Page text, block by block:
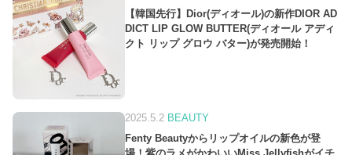
【韓国先行】Dior(ディオール)の新作DIOR AD
DICT LIP GLOW BUTTER(ディオール アディ
クト リップ グロウ バター)が発売開始！
2025.5.2 BEAUTY
Fenty Beautyからリップオイルの新色が登